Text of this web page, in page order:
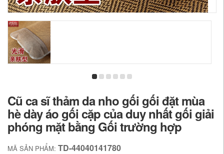
Cũ ca sĩ thảm da nho gối gối đặt mùa
hè dày áo gối cặp của duy nhất gối giải
phóng mặt bằng Gối trường hợp
MÃ SẢN PHẨM: TD-44040141780